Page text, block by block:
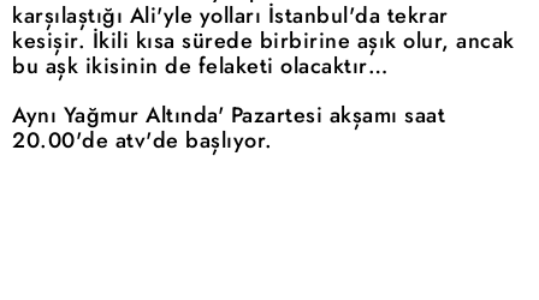
karşılaştığı Ali'yle yolları İstanbul'da tekrar
kesişir. İkili kısa sürede birbirine aşık olur, ancak
bu aşk ikisinin de felaketi olacaktır…
Aynı Yağmur Altında' Pazartesi akşamı saat
20.00'de atv'de başlıyor.